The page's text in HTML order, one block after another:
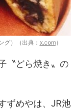
グ）（出典： x.com）
〝どら焼き〟の
ずめやは、JR池